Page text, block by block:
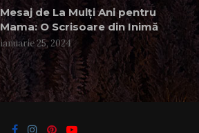
Mesaj de La Mulți Ani pentru
Mama: O Scrisoare din Inimă
ianuarie 25, 2024